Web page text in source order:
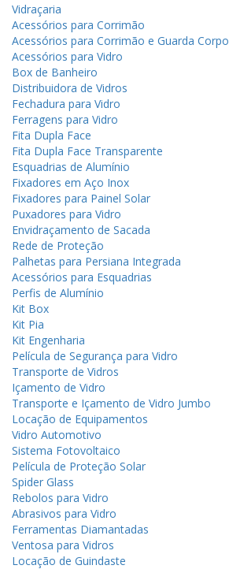
Vidraçaria
Acessórios para Corrimão
Acessórios para Corrimão e Guarda Corpo
Acessórios para Vidro
Box de Banheiro
Distribuidora de Vidros
Fechadura para Vidro
Ferragens para Vidro
Fita Dupla Face
Fita Dupla Face Transparente
Esquadrias de Alumínio
Fixadores em Aço Inox
Fixadores para Painel Solar
Puxadores para Vidro
Envidraçamento de Sacada
Rede de Proteção
Palhetas para Persiana Integrada
Acessórios para Esquadrias
Perfis de Alumínio
Kit Box
Kit Pia
Kit Engenharia
Película de Segurança para Vidro
Transporte de Vidros
Içamento de Vidro
Transporte e Içamento de Vidro Jumbo
Locação de Equipamentos
Vidro Automotivo
Sistema Fotovoltaico
Película de Proteção Solar
Spider Glass
Rebolos para Vidro
Abrasivos para Vidro
Ferramentas Diamantadas
Ventosa para Vidros
Locação de Guindaste